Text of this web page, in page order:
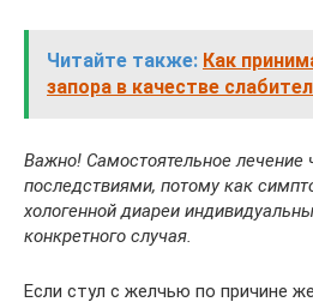
Читайте также: Как
запора в качестве
Важно! Самостоятельное лечение
последствиями, потому как
хологенной диареи
конкретного случая.
Если стул с желчью по причине